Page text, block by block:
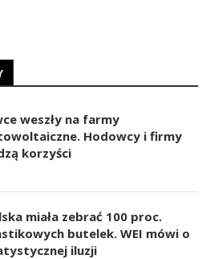
weszły na farmy
Hodowcy i firmy
korzyści
miała zebrać 100 proc.
butelek. WEI mówi o
iluzji